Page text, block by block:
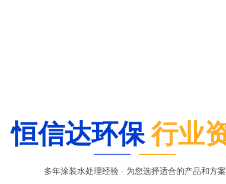
恒信达环保 行业
多年涂装水处理经验 · 为您选择适合的产品和方案